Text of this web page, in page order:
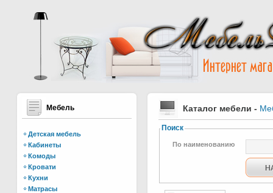
Мебель
Детская мебель
Кабинеты
Комоды
Кровати
Кухни
Матрасы
Каталог мебели -
Поиск
По наименованию